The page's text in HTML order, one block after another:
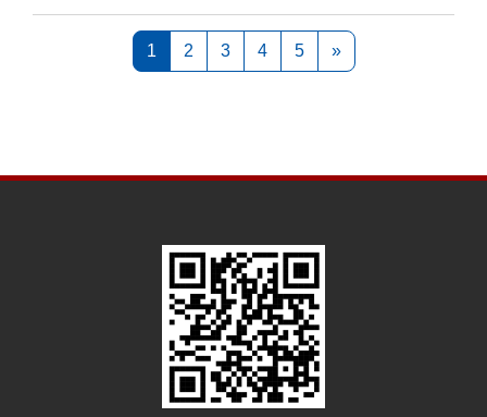
1 Page 1
2Page 2
3Page 3
4Page 4
5Page 5
»Next page